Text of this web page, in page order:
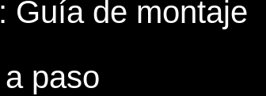
Guía de montaje
paso